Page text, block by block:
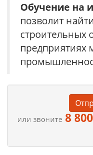
Обучение на
позволит
строительных
предприятиях
или звоните 8